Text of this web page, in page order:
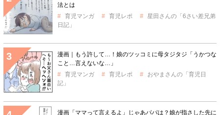
法とは
育児マンガ
育児レポ
星田さんの「6さい差兄弟
日記」
漫画｜もう許して…！娘のツッコミに母タジタジ「うかつな
こと…言えないな…」
育児マンガ
育児レポ
おやまさんの「育児日
記」
漫画「ママって言えるよ」じゃあパパは？娘が指さした先に